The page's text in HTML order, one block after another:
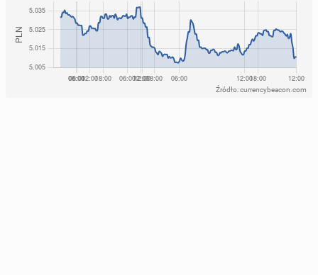
Źródło: currencybeacon.com